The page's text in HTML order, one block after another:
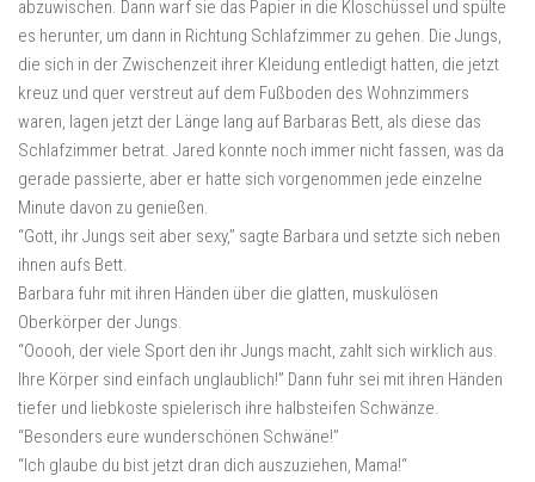
abzuwischen. Dann warf sie das Papier in die Kloschüssel und spülte
es herunter, um dann in Richtung Schlafzimmer zu gehen. Die Jungs,
die sich in der Zwischenzeit ihrer Kleidung entledigt hatten, die jetzt
kreuz und quer verstreut auf dem Fußboden des Wohnzimmers
waren, lagen jetzt der Länge lang auf Barbaras Bett, als diese das
Schlafzimmer betrat. Jared konnte noch immer nicht fassen, was da
gerade passierte, aber er hatte sich vorgenommen jede einzelne
Minute davon zu genießen.
“Gott, ihr Jungs seit aber sexy,” sagte Barbara und setzte sich neben
ihnen aufs Bett.
Barbara fuhr mit ihren Händen über die glatten, muskulösen
Oberkörper der Jungs.
“Ooooh, der viele Sport den ihr Jungs macht, zahlt sich wirklich aus.
Ihre Körper sind einfach unglaublich!” Dann fuhr sei mit ihren Händen
tiefer und liebkoste spielerisch ihre halbsteifen Schwänze.
“Besonders eure wunderschönen Schwäne!”
“Ich glaube du bist jetzt dran dich auszuziehen, Mama!“